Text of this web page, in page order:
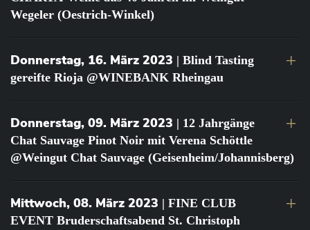
Wegeler (Oestrich-Winkel)
Donnerstag, 16. März 2023 | Blind Tasting
gereifte Rioja @WINEBANK Rheingau
Donnerstag, 09. März 2023 | 12 Jahrgänge
Chat Sauvage Pinot Noir mit Verena Schöttle
@Weingut Chat Sauvage (Geisenheim/Johannisberg)
Mittwoch, 08. März 2023 | FINE CLUB
EVENT Bruderschaftsabend St. Christoph